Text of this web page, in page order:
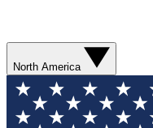
North America